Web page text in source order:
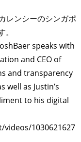
レンシーのシンガポ
speaks with
and CEO of
and transparency
as Justin’s
to his digital
1030621627